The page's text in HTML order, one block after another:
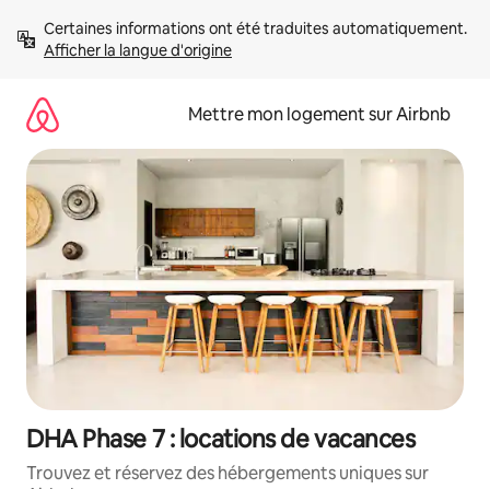
directement
Afficher la langue d'origine
Mettre mon logement sur Airbnb
DHA Phase 7 : locations de vacances
Trouvez et réservez des hébergements uniques sur